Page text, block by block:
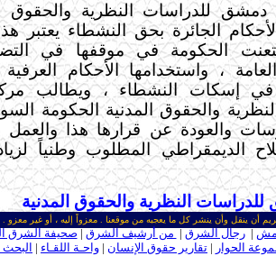
دمشق للدراسات النظرية والحقوق
الجائرة بحق النشطاء يعتبر
الحكومة في موقفها في
العامة ، واستخدامها الأحكام
في إسكات النشطاء ، ويطالب
والحقوق المدنية الحكومة
والعودة عن قرارها هذا والعمل
الديمقراطي المطلوب وطنياً
النظرية والحقوق المدنية
أن ينقل وأن ينشر كل ما يعجبه من موقعنا . معزواً إليه ، أو غير معزو .
|رجال الشرق | من أرشيف الشرق | صحيفة الشرق
الحوار | تقارير حقوق الإنسان | واحـة اللقـاء |